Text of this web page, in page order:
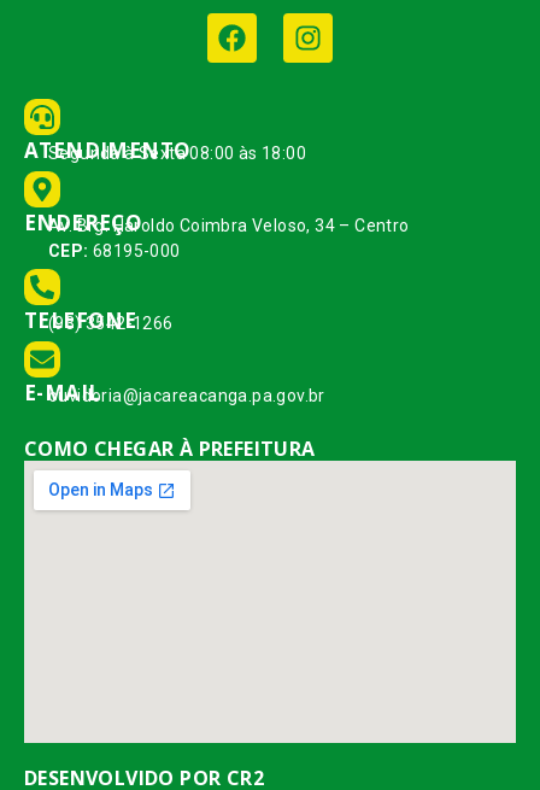
ATENDIMENTO
Segunda à Sexta 08:00 às 18:00
ENDEREÇO
Av. Brg. Haroldo Coimbra Veloso, 34 – Centro
CEP: 68195-000
TELEFONE
(93) 3542-1266
E-MAIL
ouvidoria@jacareacanga.pa.gov.br
COMO CHEGAR À PREFEITURA
DESENVOLVIDO POR CR2